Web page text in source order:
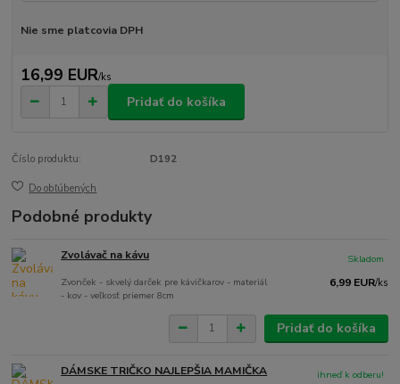
Nie sme platcovia DPH
16,99 EUR/ks
Pridať do košíka
Číslo produktu: D192
Do obľúbených
Podobné produkty
Zvolávač na kávu
Zvonček - skvelý darček pre kávičkarov - materiál
- kov - veľkosť priemer 8cm
6,99 EUR/ks
Skladom
Pridať do košíka
DÁMSKE TRIČKO NAJLEPŠIA MAMIČKA ihneď k odberu!